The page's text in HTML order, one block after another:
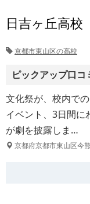
日吉ヶ丘高校
京都市東山区の高校
ピックアップ口コ
文化祭が、校内で
イベント、3日間に
が劇を披露しま…
京都府京都市東山区今